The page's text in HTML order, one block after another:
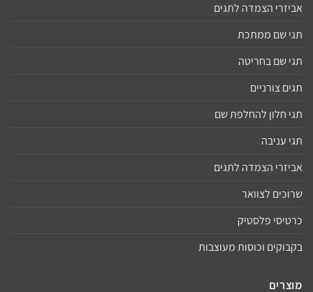
אביזרי הצמדה לתגים
תגי שם ממתכת
תגי שם בחריטה
תגים צורניים
תגי חלון להחלפת שם
תגי עניבה
אביזרי הצמדה לתגים
שרוכים לצוואר
כרטיסי פלסטיק
בקבוקים וכוסות מעוצבות
מוצרים